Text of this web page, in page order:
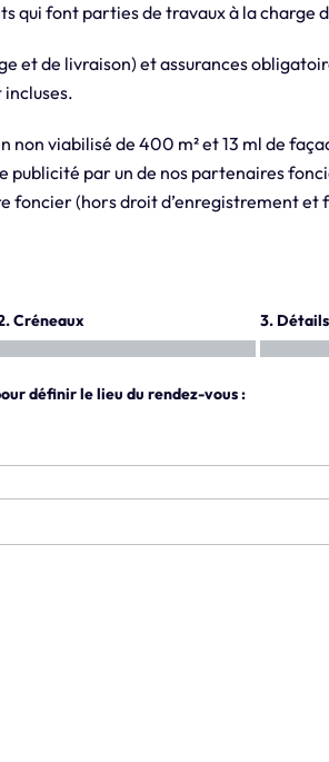
qui font parties de travaux à la charge
et de livraison) et assurances
viabilisé de 400 m² et 13 ml de
par un de nos partenaires
foncier (hors droit d’enregistrement et
Créneaux 3. Détails
définir le lieu du rendez-vous :